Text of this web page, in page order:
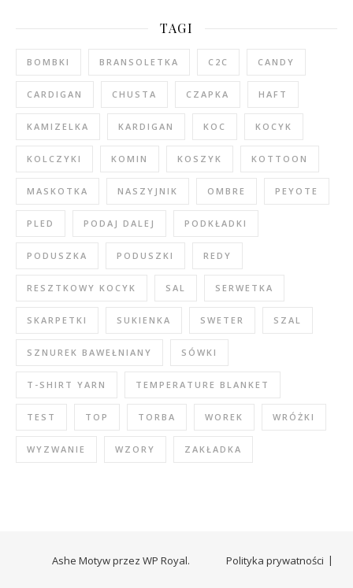
TAGI
BOMBKI BRANSOLETKA C2C CANDY
CARDIGAN CHUSTA CZAPKA HAFT
KAMIZELKA KARDIGAN KOC KOCYK
KOLCZYKI KOMIN KOSZYK KOTTOON
MASKOTKA NASZYJNIK OMBRE PEYOTE
PLED PODAJ DALEJ PODKŁADKI
PODUSZKA PODUSZKI REDY
RESZTKOWY KOCYK SAL SERWETKA
SKARPETKI SUKIENKA SWETER SZAL
SZNUREK BAWEŁNIANY SÓWKI
T-SHIRT YARN TEMPERATURE BLANKET
TEST TOP TORBA WOREK WRÓŻKI
WYZWANIE WZORY ZAKŁADKA
Polityka prywatności
Ashe Motyw przez WP Royal.